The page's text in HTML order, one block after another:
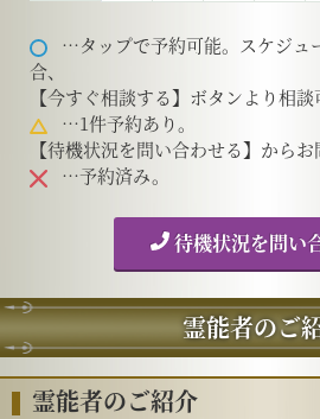
…タップで予約可能。スケジュ
合、
【今すぐ相談する】ボタンより相談
…1件予約あり。
【待機状況を問い合わせる】からお
…予約済み。
待機状況を問い
霊能者のご
霊能者のご紹介